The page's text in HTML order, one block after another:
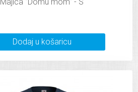
Dodaj u košaricu